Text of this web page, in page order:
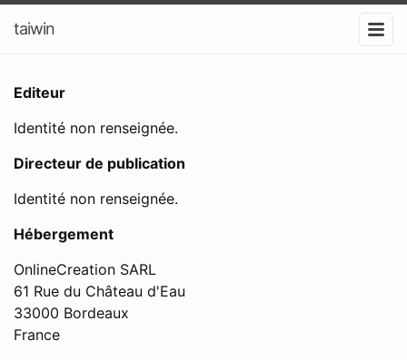
taiwin
Editeur
Identité non renseignée.
Directeur de publication
Identité non renseignée.
Hébergement
OnlineCreation SARL
61 Rue du Château d'Eau
33000 Bordeaux
France